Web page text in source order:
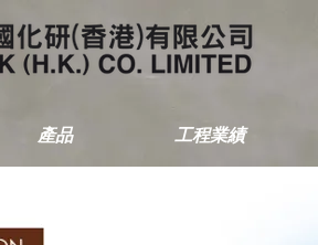
產品 工程業績